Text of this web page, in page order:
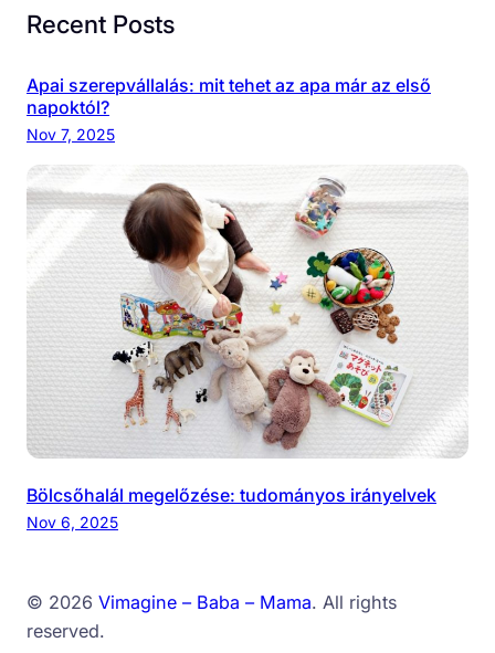
Recent Posts
Apai szerepvállalás: mit tehet az apa már az első
napoktól?
Nov 7, 2025
Bölcsőhalál megelőzése: tudományos irányelvek
Nov 6, 2025
© 2026 Vimagine – Baba – Mama. All rights
reserved.